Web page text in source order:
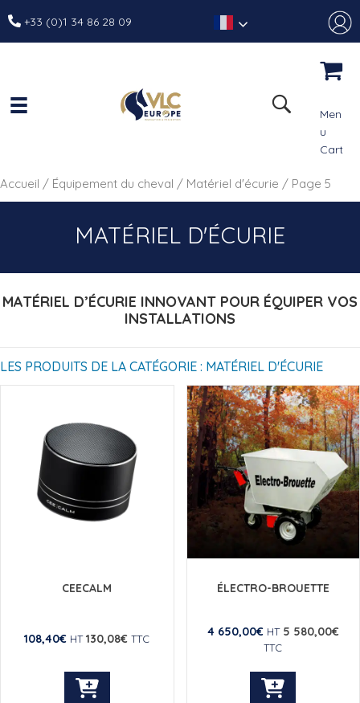
+33 (0)1 34 86 28 09
Men
u
Cart
Accueil / Équipement du cheval / Matériel d'écurie / Page 5
MATÉRIEL D'ÉCURIE
MATÉRIEL D’ÉCURIE INNOVANT POUR ÉQUIPER VOS
INSTALLATIONS
LES PRODUITS DE LA CATÉGORIE : MATÉRIEL D'ÉCURIE
CEECALM
108,40€ HT130,08€ TTC
ÉLECTRO-BROUETTE
4 650,00€HT 5 580,00€
TTC